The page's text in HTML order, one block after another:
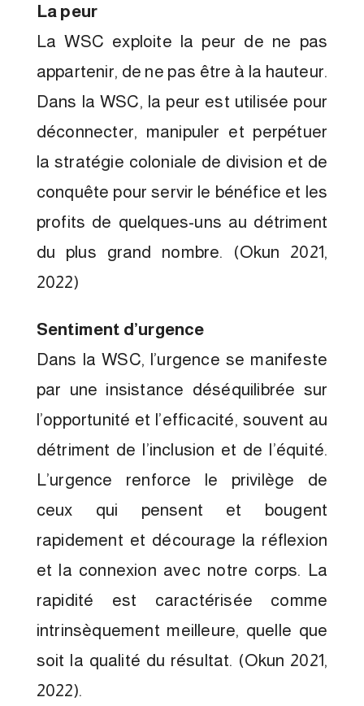
La peur
La WSC exploite la peur de ne pas
appartenir, de ne pas être à la hauteur.
Dans la WSC, la peur est utilisée pour
déconnecter, manipuler et perpétuer
la stratégie coloniale de division et de
conquête pour servir le bénéfice et les
profits de quelques-uns au détriment
du plus grand nombre. (Okun 2021,
2022)
Sentiment d’urgence
Dans la WSC, l’urgence se manifeste
par une insistance déséquilibrée sur
l’opportunité et l’efficacité, souvent au
détriment de l’inclusion et de l’équité.
L’urgence renforce le privilège de
ceux qui pensent et bougent
rapidement et décourage la réflexion
et la connexion avec notre corps. La
rapidité est caractérisée comme
intrinsèquement meilleure, quelle que
soit la qualité du résultat. (Okun 2021,
2022).